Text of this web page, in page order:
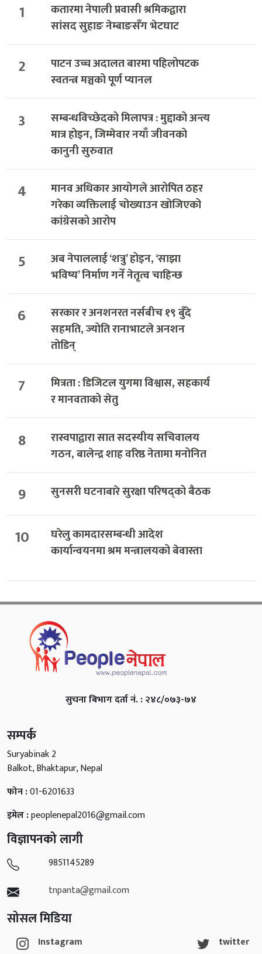
1
कतारमा नेपाली प्रवासी श्रमिकद्वारा
सांसद सुहाङ नेम्बाङसँग भेटघाट
2
पाटन उच्च अदालत बारमा पहिलोपटक
स्वतन्त्र मञ्चको पूर्ण प्यानल
3
सम्बन्धविच्छेदको मिलापत्र : मुद्दाको अन्त्य
मात्र होइन, जिम्मेवार नयाँ जीवनको
कानुनी सुरुवात
4
मानव अधिकार आयोगले आरोपित ठहर
गरेका व्यक्तिलाई चोख्याउन खोजिएको
कांग्रेसको आरोप
5
अब नेपाललाई ‘शत्रु’ होइन, ‘साझा
भविष्य’ निर्माण गर्ने नेतृत्व चाहिन्छ
6
सरकार र अनशनरत नर्सबीच १९ बुँदे
सहमति, ज्योति रानाभाटले अनशन
तोडिन्
7
मित्रता : डिजिटल युगमा विश्वास, सहकार्य
र मानवताको सेतु
8
रास्वपाद्वारा सात सदस्यीय सचिवालय
गठन, बालेन्द्र शाह वरिष्ठ नेतामा मनोनित
9 सुनसरी घटनाबारे सुरक्षा परिषद्को बैठक
10
घरेलु कामदारसम्बन्धी आदेश
कार्यान्वयनमा श्रम मन्त्रालयको बेवास्ता
सुचना बिभाग दर्ता नं. : २४८/०७३-७४
सम्पर्क
Suryabinak 2
Balkot, Bhaktapur, Nepal
फोन :01-6201633
इमेल :peoplenepal2016@gmail.com
विज्ञापनको लागी
9851145289
tnpanta@gmail.com
सोसल मिडिया
Instagram twitter